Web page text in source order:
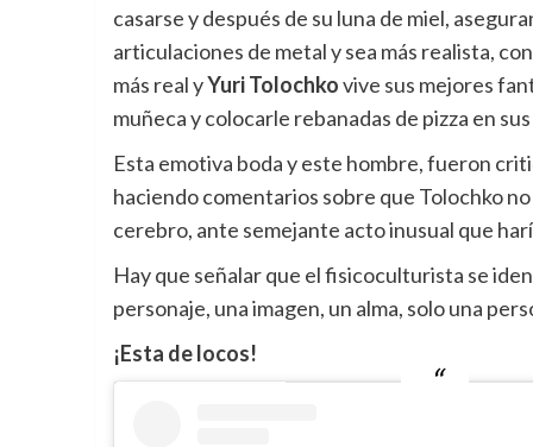
casarse y después de su luna de miel,
articulaciones de metal y sea más realista,
más real yYuri Tolochkovive sus mejores
muñeca y colocarle rebanadas de pizza en
Esta emotiva boda y este hombre, fueron
haciendo comentarios sobre que Tolochko
cerebro, ante semejante acto inusual que
Hay que señalar que el fisicoculturista se
personaje, una imagen, un alma, solo una
¡Esta de locos!